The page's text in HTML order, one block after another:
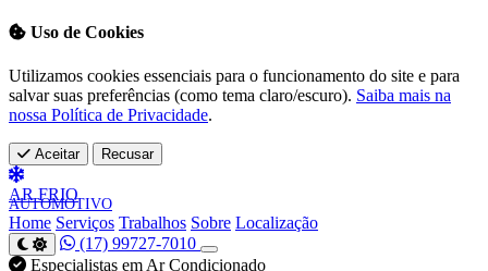
Uso de Cookies
Utilizamos cookies essenciais para o funcionamento do site e para
salvar suas preferências (como tema claro/escuro). Saiba mais na
nossa Política de Privacidade.
Aceitar Recusar
ARFRIO
AUTOMOTIVO
Home Serviços Trabalhos Sobre Localização
(17) 99727-7010
Especialistas em Ar Condicionado